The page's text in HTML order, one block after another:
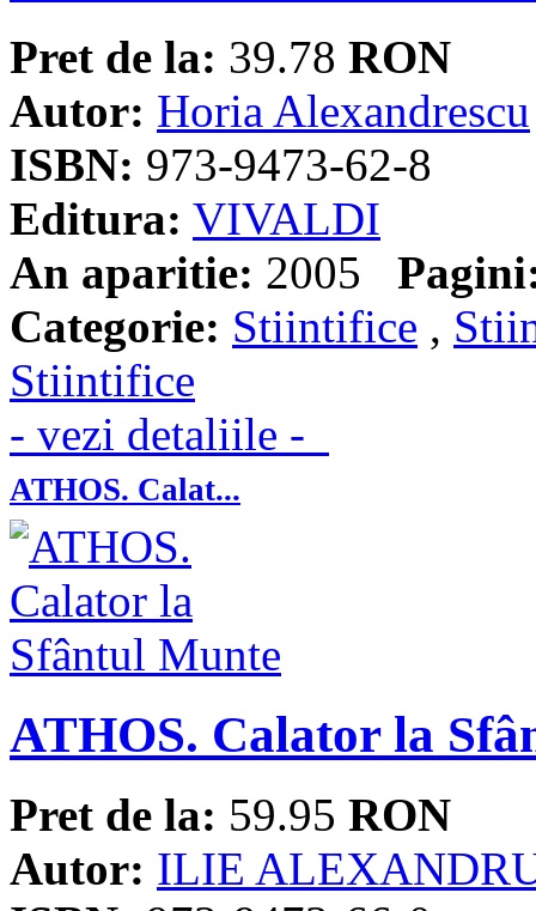
Pret de la: 39.78 RON
Autor: Horia Alexandrescu
ISBN: 973-9473-62-8
Editura: VIVALDI
An aparitie: 2005
Categorie: Stiintifice ,
Stiintifice
- vezi detaliile -
ATHOS. Calat...
ATHOS. Calator la
Pret de la: 59.95 RON
Autor: ILIE